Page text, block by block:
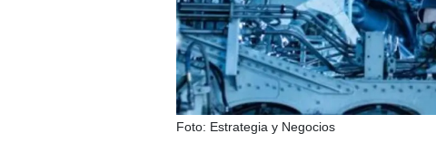
Foto: Estrategia y Negocios